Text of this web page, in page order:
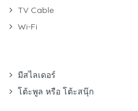
TV Cable
Wi-Fi
มีสไลเดอร์
โต้ะพูล หรือ โต้ะสนุ๊ก